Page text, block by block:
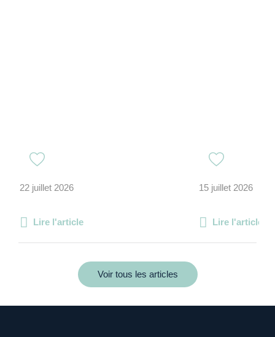
22 juillet 2026
Lire l'article
15 juillet 2026
Lire l'article
Voir tous les articles